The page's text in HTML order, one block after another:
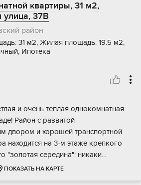
квартиры, 31 м2,
улица, 37В
район
31 м2, Жилая площадь: 19.5 м2,
Ипотека
и очень тёплая однокомнатная
Район с развитой
двором и хорошей транспортной
находится на 3-м этаже крепкого
"золотая середина": никаки...
ПОКАЗАТЬ НА КАРТЕ